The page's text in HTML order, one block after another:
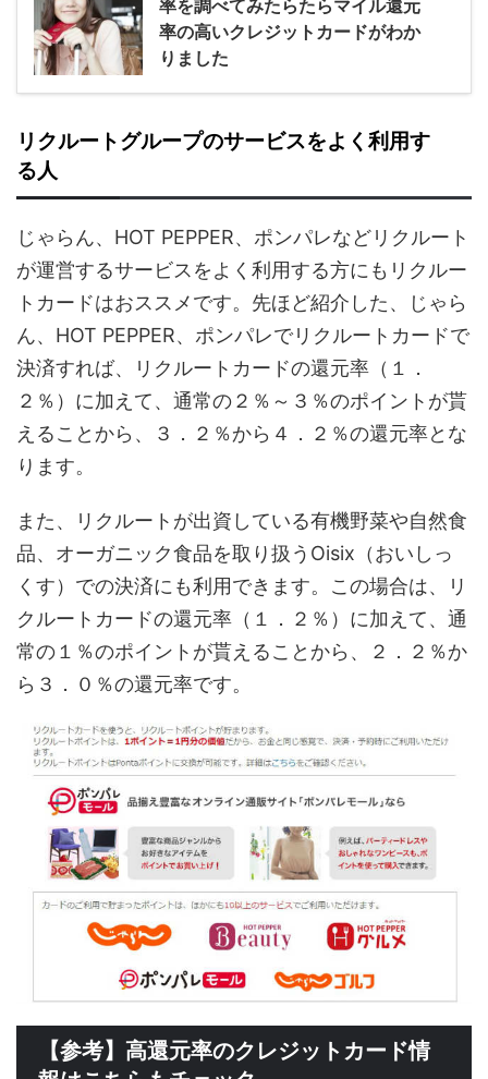
率を調べてみたらたらマイル還元
率の高いクレジットカードがわか
りました
リクルートグループのサービスをよく利用す
る人
じゃらん、HOT PEPPER、ポンパレなどリクルート
が運営するサービスをよく利用する方にもリクルー
トカードはおススメです。先ほど紹介した、じゃら
ん、HOT PEPPER、ポンパレでリクルートカードで
決済すれば、リクルートカードの還元率（１．
２％）に加えて、通常の２％～３％のポイントが貰
えることから、３．２％から４．２％の還元率とな
ります。
また、リクルートが出資している有機野菜や自然食
品、オーガニック食品を取り扱うOisix（おいしっ
くす）での決済にも利用できます。この場合は、リ
クルートカードの還元率（１．２％）に加えて、通
常の１％のポイントが貰えることから、２．２％か
ら３．０％の還元率です。
【参考】高還元率のクレジットカード情